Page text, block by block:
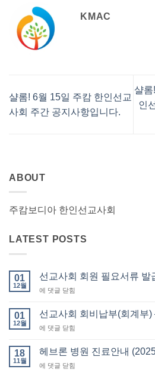
KMAC
샬롬! 6월 15일 주캄 한인선교
사회 주간 공지사항입니다.
샬롬
인
ABOUT
주캄보디아 한인선교사회
LATEST POSTS
01
12월
선교사회 회원 필요서류 발
선
사
회
회
필
서
에 댓글 닫힘
01
12월
선교사회 회비납부(회계부
선
사
회
회
에 댓글 닫힘
18
11월
헤브론 병원 진료안내
헤
에 댓글 닫힘